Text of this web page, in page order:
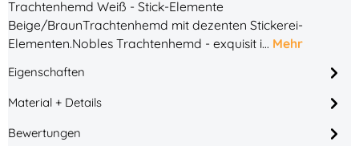
Trachtenhemd Weiß - Stick-Elemente
Beige/BraunTrachtenhemd mit dezenten Stickerei-
Elementen.Nobles Trachtenhemd - exquisit i… Mehr
Eigenschaften
Material + Details
Bewertungen